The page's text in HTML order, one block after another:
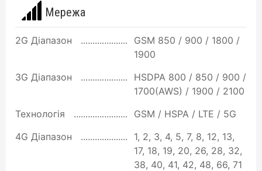
Мережа
2G Діапазон
GSM 850 / 900 / 1800 /
1900
3G Діапазон
HSDPA 800 / 850 / 900 /
1700(AWS) / 1900 / 2100
Технологія
GSM / HSPA / LTE / 5G
4G Діапазон
1, 2, 3, 4, 5, 7, 8, 12, 13,
17, 18, 19, 20, 26, 28, 32,
38, 40, 41, 42, 48, 66, 71